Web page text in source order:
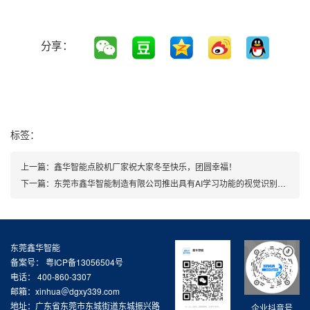
分享：
标签：
上一篇： 鑫华智能点胶机厂家祝大家冬至快乐，团圆幸福！
下一篇： 东莞市鑫华智能制造有限公司推出具有AI学习功能的视觉识别自动化点胶机
东莞鑫华智能
备案号： 粤ICP备13056504号
电话： 400-860-3307
邮箱：xinhua＠dgxy339.com
地址：广东省东莞市东城街道东城振兴路